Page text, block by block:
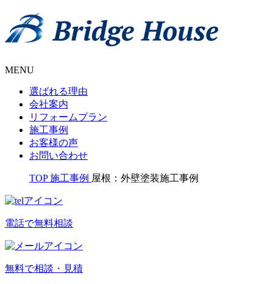
MENU
選ばれる理由
会社案内
リフォームプラン
施工事例
お客様の声
お問い合わせ
TOP 施工事例 屋根：外壁塗装施工事例
電話で無料相談
無料で相談・見積